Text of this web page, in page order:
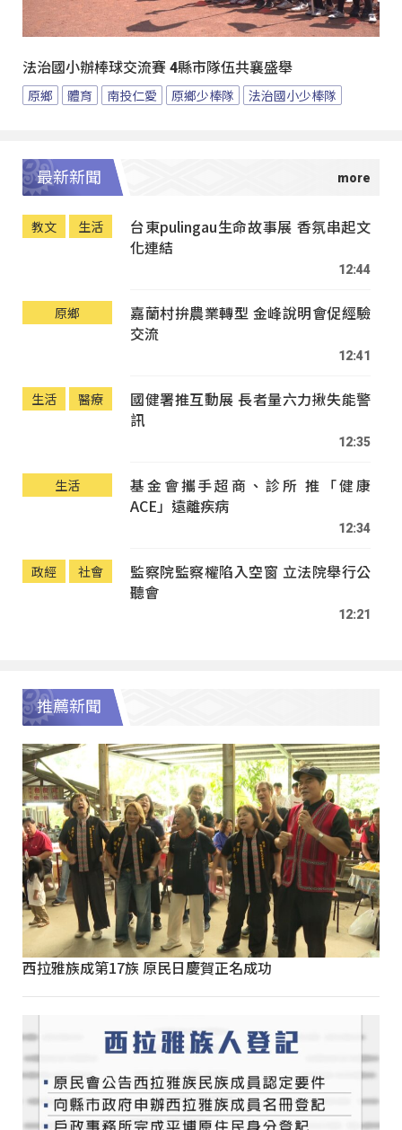
法治國小辦棒球交流賽 4縣市隊伍共襄盛舉
原鄉 體育 南投仁愛 原鄉少棒隊 法治國小少棒隊
最新新聞
教文 生活
台東pulingau生命故事展 香氛串起文
化連結
12:44
原鄉
嘉蘭村拚農業轉型 金峰說明會促經驗
交流
12:41
生活 醫療
國健署推互動展 長者量六力揪失能警
訊
12:35
生活
基金會攜手超商、診所 推「健康
ACE」遠離疾病
12:34
政經 社會
監察院監察權陷入空窗 立法院舉行公
聽會
12:21
推薦新聞
西拉雅族成第17族 原民日慶賀正名成功